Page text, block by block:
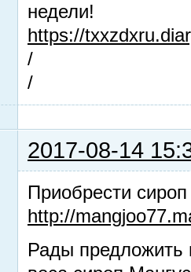
недели!
https://
/
/
2017-08-14
Приобрести
http://
Рады предложить